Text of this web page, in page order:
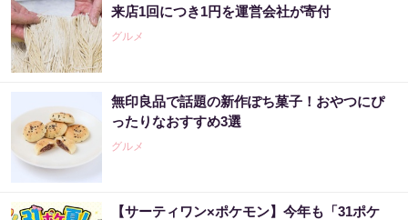
来店1回につき1円を運営会社が寄付
グルメ
無印良品で話題の新作ぽち菓子！おやつにぴ
ったりなおすすめ3選
グルメ
【サーティワン×ポケモン】今年も「31ポケ